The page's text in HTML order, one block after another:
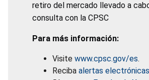
retiro del mercado llevado a
consulta con la CPSC
Para más información:
Visite www.cpsc.gov/es.
Reciba alertas electrónicas